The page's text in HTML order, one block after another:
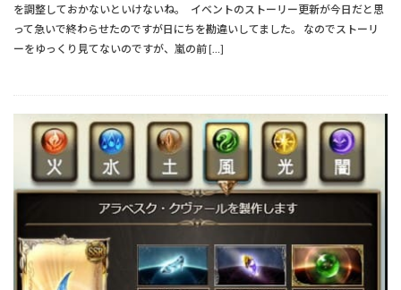
を調整しておかないといけないね。 イベントのストーリー更新が今日だと思
って急いで終わらせたのですが日にちを勘違いしてました。 なのでストーリ
ーをゆっくり見てないのですが、嵐の前 […]